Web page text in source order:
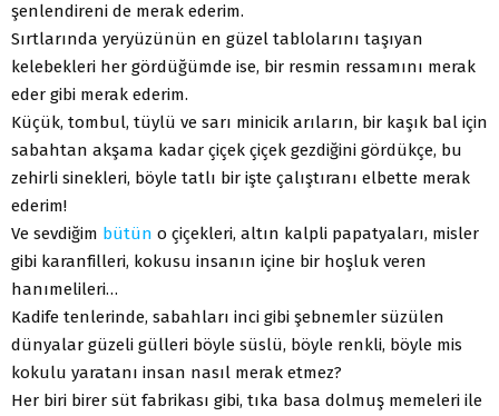
şenlendireni de merak ederim.
Sırtlarında yeryüzünün en güzel tablolarını taşıyan
kelebekleri her gördüğümde ise, bir resmin ressamını merak
eder gibi merak ederim.
Küçük, tombul, tüylü ve sarı minicik arıların, bir kaşık bal için
sabahtan akşama kadar çiçek çiçek gezdiğini gördükçe, bu
zehirli sinekleri, böyle tatlı bir işte çalıştıranı elbette merak
ederim!
Ve sevdiğim bütün o çiçekleri, altın kalpli papatyaları, misler
gibi karanfilleri, kokusu insanın içine bir hoşluk veren
hanımelileri…
Kadife tenlerinde, sabahları inci gibi şebnemler süzülen
dünyalar güzeli gülleri böyle süslü, böyle renkli, böyle mis
kokulu yaratanı insan nasıl merak etmez?
Her biri birer süt fabrikası gibi, tıka basa dolmuş memeleri ile